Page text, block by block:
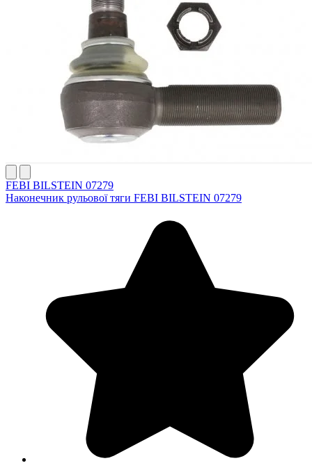
FEBI BILSTEIN 07279
Наконечник рульової тяги FEBI BILSTEIN 07279